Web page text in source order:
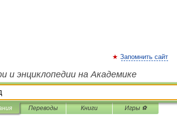
Запомнить сайт
и энциклопедии на Академике
Переводы Книги Игры ⚽